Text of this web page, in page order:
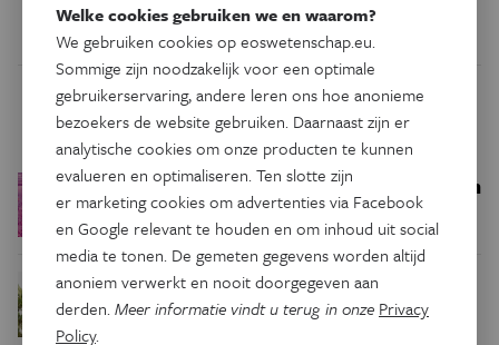
Trending
RuimteEen bakkerij op 400 miljoen
kilometer van de aarde
Podcast Natuur & Milieu
insecten in de winter?
Welke cookies gebruiken we en waarom?
We gebruiken cookies op eoswetenschap.eu.
Sommige zijn noodzakelijk voor een optimale
gebruikerservaring, andere leren ons hoe anonieme
bezoekers de website gebruiken. Daarnaast zijn er
analytische cookies om onze producten te kunnen
evalueren en optimaliseren. Ten slotte zijn
er marketing cookies om advertenties via Facebook
en Google relevant te houden en om inhoud uit social
media te tonen. De gemeten gegevens worden altijd
anoniem verwerkt en nooit doorgegeven aan
derden.Meer informatie vindt u terug in onze Privacy
Policy.